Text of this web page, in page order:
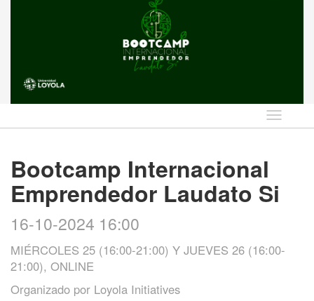
Idioma
Bootcamp Internacional
Emprendedor Laudato Si
16-10-2024 16:00
MIÉRCOLES 25 (16:00-21:00) Y JUEVES 26 (16:00-
21:00), ONLINE
Organizado por Loyola Initiatives